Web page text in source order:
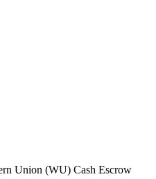
Union (WU) Cash Escrow